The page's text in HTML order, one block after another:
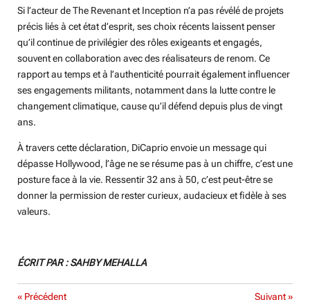
Si l’acteur de The Revenant et Inception n’a pas révélé de projets
précis liés à cet état d’esprit, ses choix récents laissent penser
qu’il continue de privilégier des rôles exigeants et engagés,
souvent en collaboration avec des réalisateurs de renom. Ce
rapport au temps et à l’authenticité pourrait également influencer
ses engagements militants, notamment dans la lutte contre le
changement climatique, cause qu’il défend depuis plus de vingt
ans.
À travers cette déclaration, DiCaprio envoie un message qui
dépasse Hollywood, l’âge ne se résume pas à un chiffre, c’est une
posture face à la vie. Ressentir 32 ans à 50, c’est peut-être se
donner la permission de rester curieux, audacieux et fidèle à ses
valeurs.
ÉCRIT PAR : SAHBY MEHALLA
« Précédent Suivant»